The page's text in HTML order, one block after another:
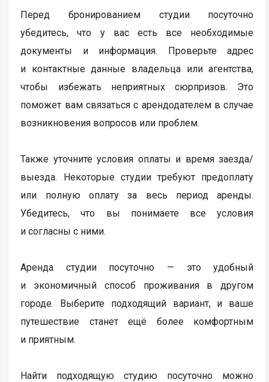
Перед бронированием студии посуточно
убедитесь, что у вас есть все необходимые
документы и информация. Проверьте адрес
и контактные данные владельца или агентства,
чтобы избежать неприятных сюрпризов. Это
поможет вам связаться с арендодателем в случае
возникновения вопросов или проблем.
Также уточните условия оплаты и время заезда/
выезда. Некоторые студии требуют предоплату
или полную оплату за весь период аренды.
Убедитесь, что вы понимаете все условия
и согласны с ними.
Аренда студии посуточно — это удобный
и экономичный способ проживания в другом
городе. Выберите подходящий вариант, и ваше
путешествие станет ещё более комфортным
и приятным.
Найти подходящую студию посуточно можно